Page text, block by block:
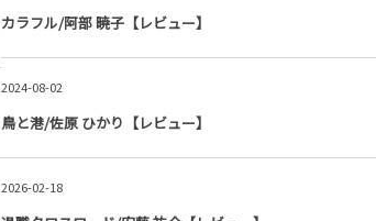
カラフル/阿部 暁子【レビュー】
2024-08-02
鳥と港/佐原 ひかり【レビュー】
2026-02-18